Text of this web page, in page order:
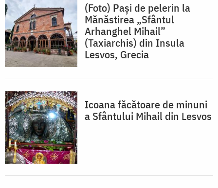
(Foto) Pași de pelerin la
Mănăstirea „Sfântul
Arhanghel Mihail”
(Taxiarchis) din Insula
Lesvos, Grecia
Icoana făcătoare de minuni
a Sfântului Mihail din Lesvos